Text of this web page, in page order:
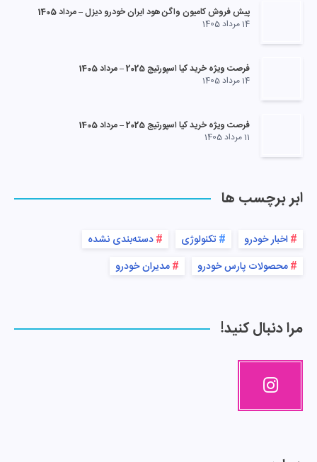
پیش فروش کامیون واگن هود ایران خودرو دیزل – مرداد 1405
14 مرداد 1405
فرصت ویژه خرید کیا اسپورتیج 2025 – مرداد 1405
14 مرداد 1405
فرصت ویژه خرید کیا اسپورتیج 2025 – مرداد 1405
11 مرداد 1405
ابر برچسب ها
اخبار خودرو تکنولوژی
دسته‌بندی نشده
محصولات پارس خودرو
مدیران خودرو
مرا دنبال کنید!